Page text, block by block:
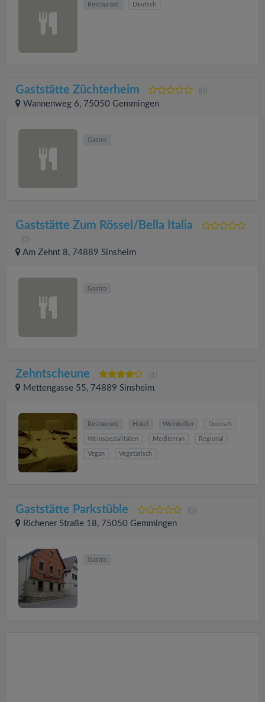
Restaurant Deutsch
Gaststätte Züchterheim (0)
Wannenweg 6, 75050 Gemmingen
Gastro
Gaststätte Zum Rössel/Bella Italia
(0)
Am Zehnt 8, 74889 Sinsheim
Gastro
Zehntscheune (1)
Mettengasse 55, 74889 Sinsheim
Restaurant Hotel Weinkeller Deutsch
Weinspezialitäten Mediterran Regional
Vegan Vegetarisch
Gaststätte Parkstüble (0)
Richener Straße 18, 75050 Gemmingen
Gastro